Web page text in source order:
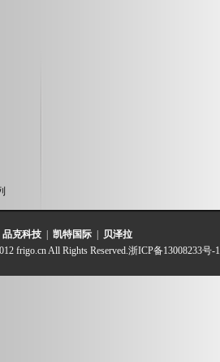
品克科技 凯特国际
贝泽拉
frigo.cn All Rights Reserved.浙ICP备13008233号-1